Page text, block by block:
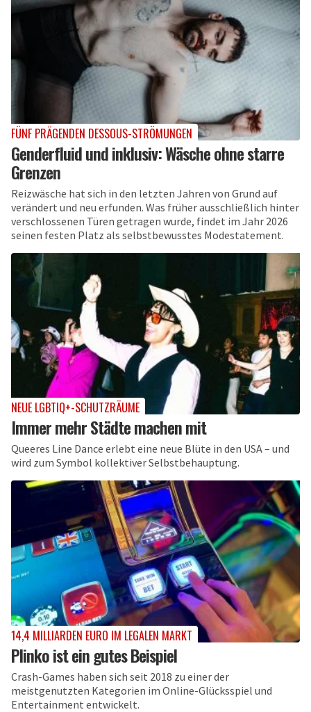
FÜNF PRÄGENDEN DESSOUS-STRÖMUNGEN
Genderfluid und inklusiv: Wäsche ohne starre
Grenzen
Reizwäsche hat sich in den letzten Jahren von Grund auf
verändert und neu erfunden. Was früher ausschließlich hinter
verschlossenen Türen getragen wurde, findet im Jahr 2026
seinen festen Platz als selbstbewusstes Modestatement.
NEUE LGBTIQ+-SCHUTZRÄUME
Immer mehr Städte machen mit
Queeres Line Dance erlebt eine neue Blüte in den USA – und
wird zum Symbol kollektiver Selbstbehauptung.
14,4 MILLIARDEN EURO IM LEGALEN MARKT
Plinko ist ein gutes Beispiel
Crash-Games haben sich seit 2018 zu einer der
meistgenutzten Kategorien im Online-Glücksspiel und
Entertainment entwickelt.